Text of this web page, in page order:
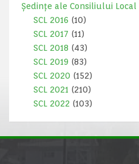
Ședințe ale Consiliului Local
SCL 2016 (10)
SCL 2017 (11)
SCL 2018 (43)
SCL 2019 (83)
SCL 2020 (152)
SCL 2021 (210)
SCL 2022 (103)